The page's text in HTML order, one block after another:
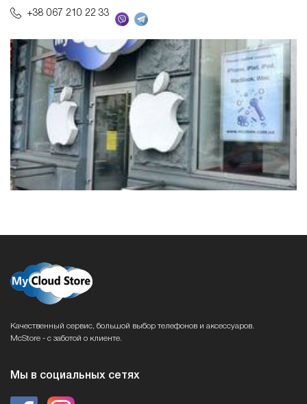
+38 067 210 22 33
Качественный сервис, большой выбор телефонов и аксессуаров.
McStore - с заботой о клиенте.
Мы в социальных сетях